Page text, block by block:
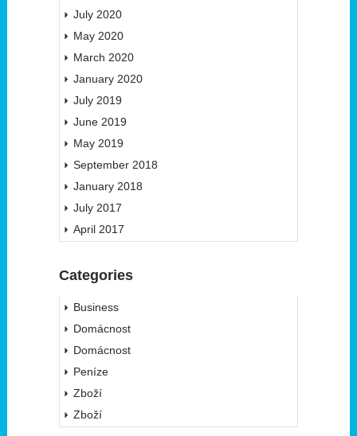
July 2020
May 2020
March 2020
January 2020
July 2019
June 2019
May 2019
September 2018
January 2018
July 2017
April 2017
Categories
Business
Domácnost
Domácnost
Peníze
Zboží
Zboží